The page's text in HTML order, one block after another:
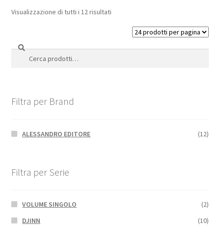
Visualizzazione di tutti i 12 risultati
Cerca:
Cerca
Filtra per Brand
ALESSANDRO EDITORE (12)
Filtra per Serie
VOLUME SINGOLO
(2)
DJINN
(10)